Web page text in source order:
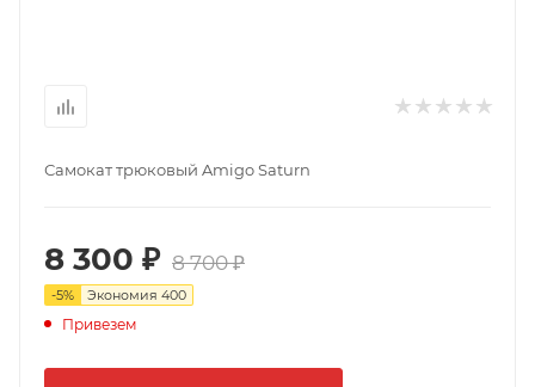
Самокат трюковый Amigo Saturn
8 300 ₽ 8 700 ₽
-5% Экономия 400
Привезем